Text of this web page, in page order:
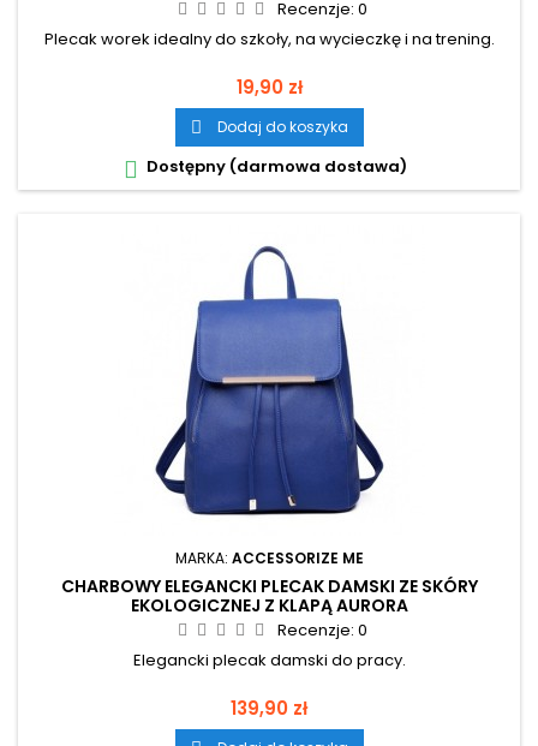
Recenzje: 0
Plecak worek idealny do szkoły, na wycieczkę i na trening.
Cena
19,90 zł
 Dodaj do koszyka
 Dostępny (darmowa dostawa)
MARKA: ACCESSORIZE ME
CHARBOWY ELEGANCKI PLECAK DAMSKI ZE SKÓRY
EKOLOGICZNEJ Z KLAPĄ AURORA
Recenzje: 0
Elegancki plecak damski do pracy.
Cena
139,90 zł